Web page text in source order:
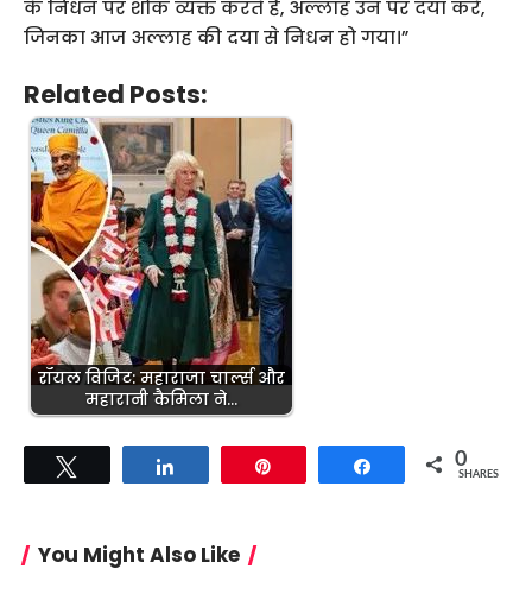
के निधन पर शोक व्यक्त करते हैं, अल्लाह उन पर दया करे,
जिनका आज अल्लाह की दया से निधन हो गया।”
Related Posts:
रॉयल विजिट: महाराजा चार्ल्स और
महारानी कैमिला ने…
Share 0
SHARES
You Might Also Like